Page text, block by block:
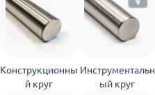
Конструкционны
й круг
Инструментальн
ый круг